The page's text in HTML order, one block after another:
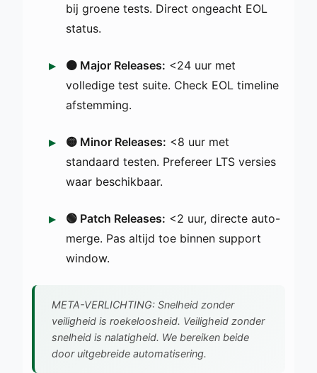
bij groene tests. Direct ongeacht EOL
status.
🟠 Major Releases: <24 uur met
volledige test suite. Check EOL timeline
afstemming.
🟡 Minor Releases: <8 uur met
standaard testen. Prefereer LTS versies
waar beschikbaar.
🟢 Patch Releases: <2 uur, directe auto-
merge. Pas altijd toe binnen support
window.
META-VERLICHTING: Snelheid zonder
veiligheid is roekeloosheid. Veiligheid zonder
snelheid is nalatigheid. We bereiken beide
door uitgebreide automatisering.